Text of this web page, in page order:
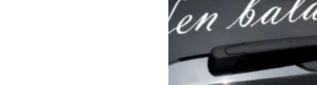
https://